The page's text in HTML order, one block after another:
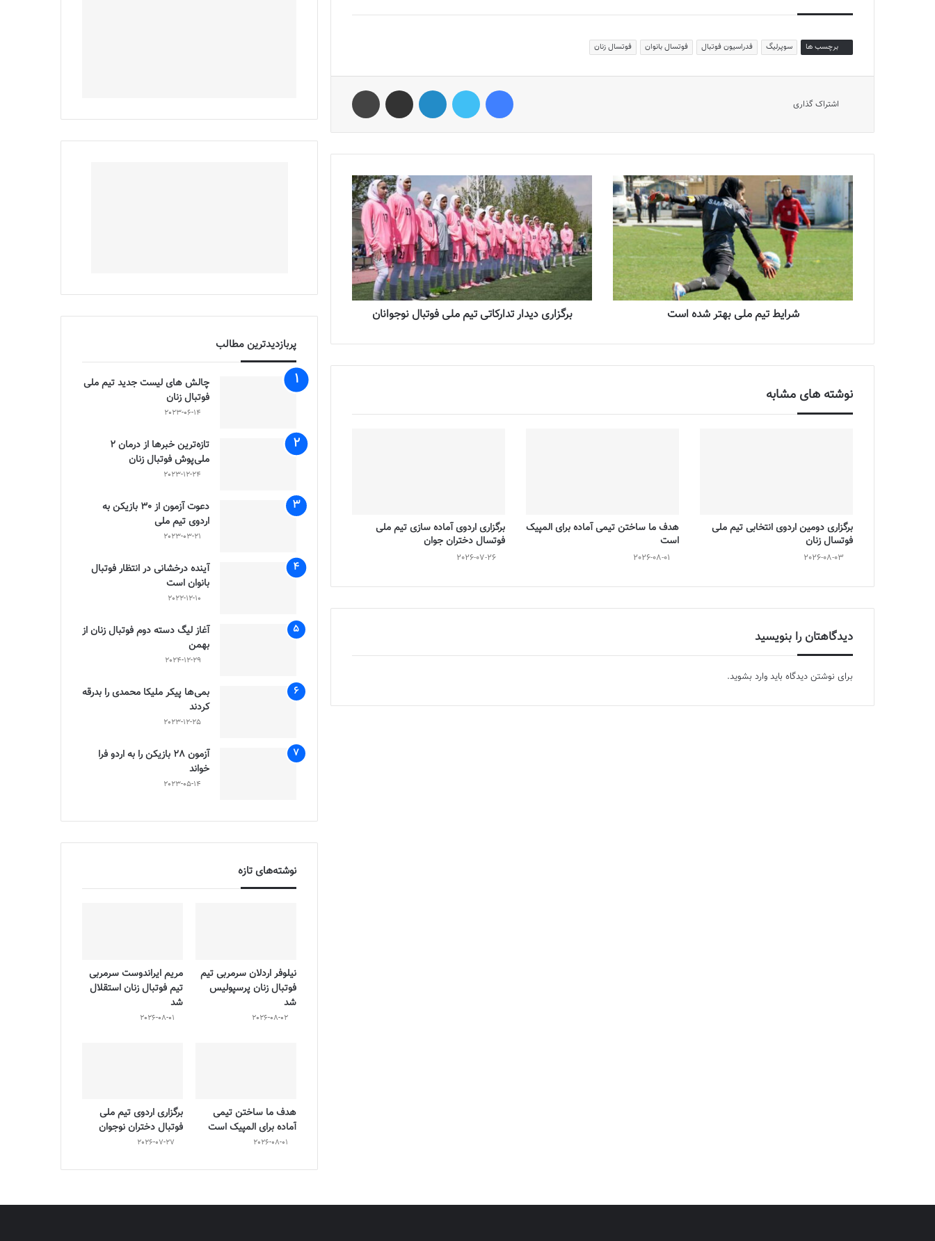
برچسب ها سوپرلیگ فدراسیون فوتبال فوتسال بانوان فوتسال زنان
اشتراک گذاری
شرایط تیم ملی بهتر شده است برگزاری دیدار تدارکاتی تیم ملی فوتبال نوجوانان
نوشته های مشابه
برگزاری دومین اردوی انتخابی تیم ملی
فوتسال زنان
2026-08-03
هدف ما ساختن تیمی آماده برای المپیک
است
2026-08-01
برگزاری اردوی آماده سازی تیم ملی
فوتسال دختران جوان
2026-07-26
دیدگاهتان را بنویسید
برای نوشتن دیدگاه باید وارد بشوید.
پربازدیدترین مطالب
چالش هاى ليست جدید تيم ملى
فوتبال زنان
2023-06-14
تازه‌ترین خبرها از درمان ۲
ملی‌پوش فوتبال زنان
2023-12-24
دعوت آزمون از 30 بازیکن به
اردوی تیم ملی
2023-03-21
آینده درخشانی در انتظار فوتبال
بانوان است
2022-12-10
آغاز لیگ دسته دوم فوتبال زنان از
بهمن
2024-12-29
بمی‌ها پیکر ملیکا محمدی را بدرقه
کردند
2023-12-25
آزمون 28 بازیکن را به اردو فرا
خواند
2023-05-14
نوشته‌های تازه
نیلوفر اردلان سرمربی تیم
فوتبال زنان پرسپولیس
شد
2026-08-02
مریم ایراندوست سرمربی
تیم فوتبال زنان استقلال
شد
2026-08-01
هدف ما ساختن تیمی
آماده برای المپیک است
2026-08-01
برگزاری اردوی تیم ملی
فوتبال دختران نوجوان
2026-07-27